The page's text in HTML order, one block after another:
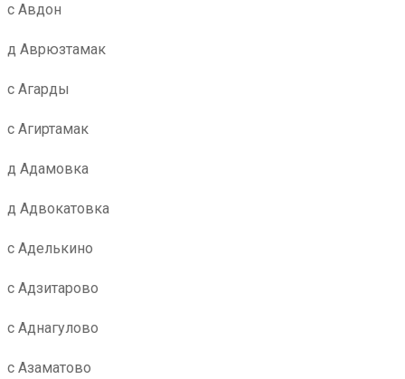
с Авдон
д Аврюзтамак
с Агарды
с Агиртамак
д Адамовка
д Адвокатовка
с Аделькино
с Адзитарово
с Аднагулово
с Азаматово